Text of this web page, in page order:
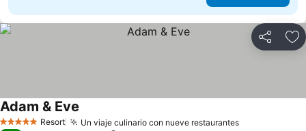
Compartir
5 Estrellas Resort Un viaje culinario con nueve restaurantesVer precios
Adam & Eve